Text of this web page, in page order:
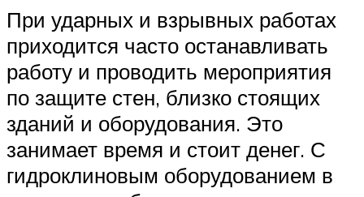
При ударных и взрывных работах
приходится часто останавливать
работу и проводить мероприятия
по защите стен, близко стоящих
зданий и оборудования. Это
занимает время и стоит денег. С
гидроклиновым оборудованием в